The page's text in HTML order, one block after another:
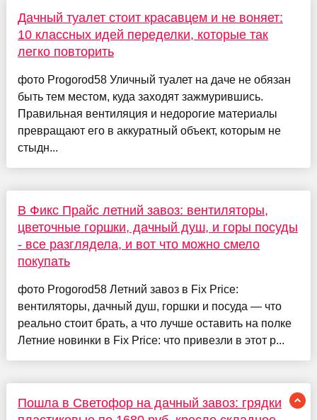
Дачный туалет стоит красавцем и не воняет:
10 классных идей переделки, которые так
легко повторить
фото Progorod58 Уличный туалет на даче не обязан
быть тем местом, куда заходят зажмурившись.
Правильная вентиляция и недорогие материалы
превращают его в аккуратный объект, которым не
стыдн...
В Фикс Прайс летний завоз: вентиляторы,
цветочные горшки, дачный душ, и горы посуды
- все разглядела, и вот что можно смело
покупать
фото Progorod58 Летний завоз в Fix Price:
вентиляторы, дачный душ, горшки и посуда — что
реально стоит брать, а что лучше оставить на полке
Летние новинки в Fix Price: что привезли в этот р...
Пошла в Светофор на дачный завоз: грядки